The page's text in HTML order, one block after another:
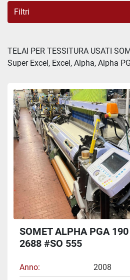
Filtri
Ordina per
TELAI PER TESSITURA USATI
Super Excel, Excel, Alpha, Alpha
SOMET ALPHA PGA
2688 #SO 555
Anno
2008